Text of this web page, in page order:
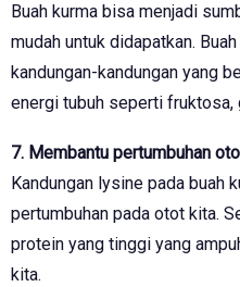
Buah kurma bisa menjadi
mudah untuk didapatkan.
kandungan-kandungan yang
energi tubuh seperti fruktosa,
7. Membantu pertumbuhan
Kandungan lysine pada buah
pertumbuhan pada otot kita.
protein yang tinggi yang
kita.